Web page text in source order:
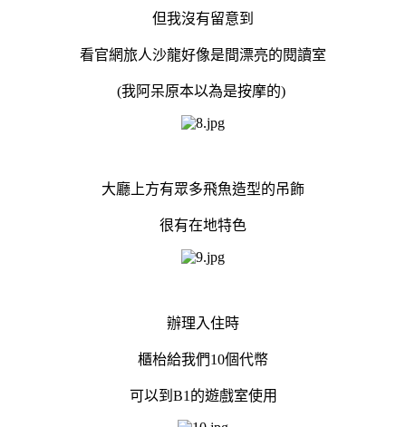
但我沒有留意到
看官網旅人沙龍好像是間漂亮的閱讀室
(我阿呆原本以為是按摩的)
大廳上方有眾多飛魚造型的吊飾
很有在地特色
辦理入住時
櫃枱給我們10個代幣
可以到B1的遊戲室使用